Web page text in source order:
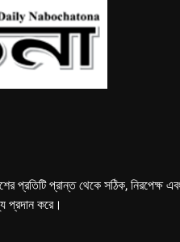
প্রতিটি প্রান্ত থেকে সঠিক, নিরপেক্ষ
প্রদান করে।